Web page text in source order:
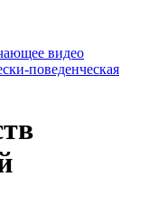
видео
поведенческая